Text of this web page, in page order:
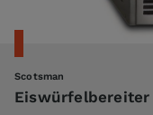
Scotsman
Eiswürfelbereiter